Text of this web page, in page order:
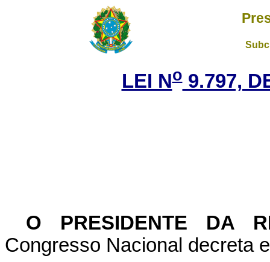
LEI No9.797,
O PRESIDENTE DA
Congresso Nacional decreta